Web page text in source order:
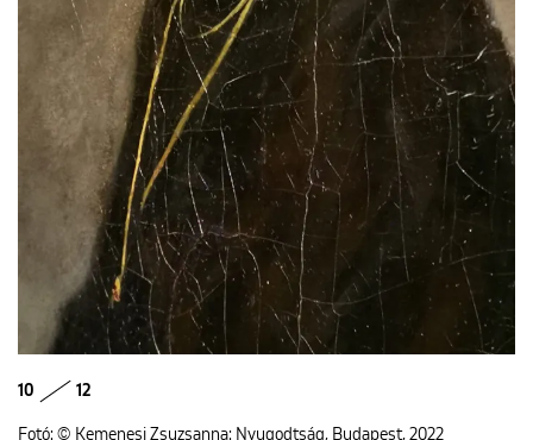
10 12
Fotó: © Kemenesi Zsuzsanna: Nyugodtság, Budapest, 2022